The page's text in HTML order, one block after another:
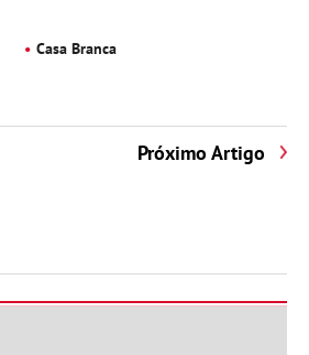
Casa Branca
Próximo Artigo